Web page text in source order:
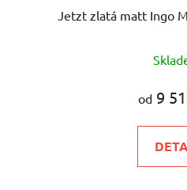
Jetzt zlatá matt Ingo
od9